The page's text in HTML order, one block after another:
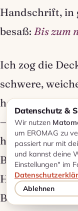
Handschrift, in
besaß: Bis zum
Ich zog die
schwere,
hatte, die nach
— und ich
hinein, und
Brustbein, in
Herzschlägen,
Bandoneon.
Datenschutz &
Wir nutzen
um EROMAG zu
passiert nur mit
und kannst deine
Einstellungen" im
Ablehnen